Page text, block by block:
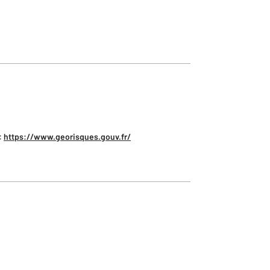
https://www.georisques.gouv.fr/